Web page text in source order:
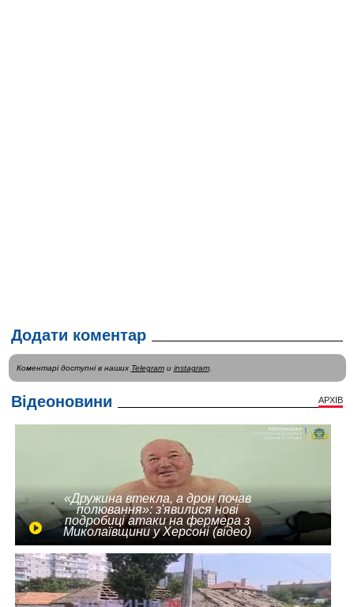
Додати коментар
Коментарі доступні в наших Telegramи instagram.
Відеоновини АРХІВ
«Дружина втекла, а дрон почав
полювання»: з'явилися нові
подробиці атаки на фермера з
Миколаївщини у Херсоні (відео)